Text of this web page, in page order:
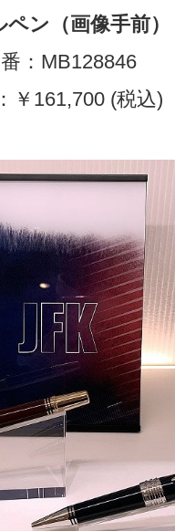
ン（画像手前）
：MB128846
￥161,700 (税込)